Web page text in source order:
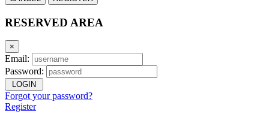
RESERVED AREA
×
Email:
Password:
LOGIN
Forgot your password?
Register